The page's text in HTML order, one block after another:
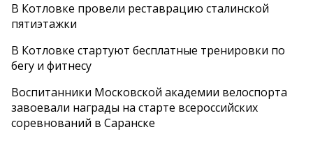
В Котловке провели реставрацию сталинской
пятиэтажки
В Котловке стартуют бесплатные тренировки по
бегу и фитнесу
Воспитанники Московской академии велоспорта
завоевали награды на старте всероссийских
соревнований в Саранске